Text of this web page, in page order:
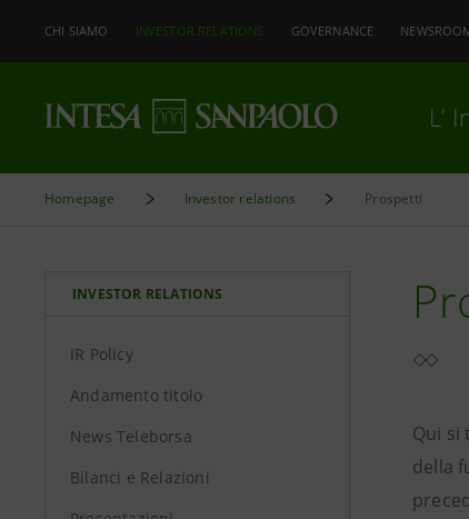
CHI SIAMO INVESTOR RELATIONS GOVERNANCE
L’
Homepage Investor relations Prospetti
INVESTOR RELATIONS
IR Policy
Andamento titolo
News Teleborsa
Bilanci e Relazioni
Qui si
della